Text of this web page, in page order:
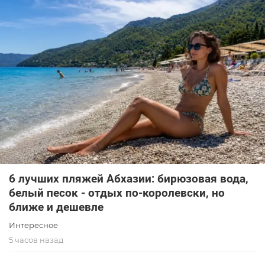
6 лучших пляжей Абхазии: бирюзовая вода,
белый песок - отдых по-королевски, но
ближе и дешевле
Интересное
5 часов назад